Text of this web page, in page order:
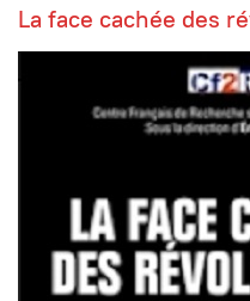
La face cachée des